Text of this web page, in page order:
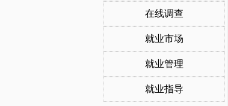
在线调查
就业市场
就业管理
就业指导